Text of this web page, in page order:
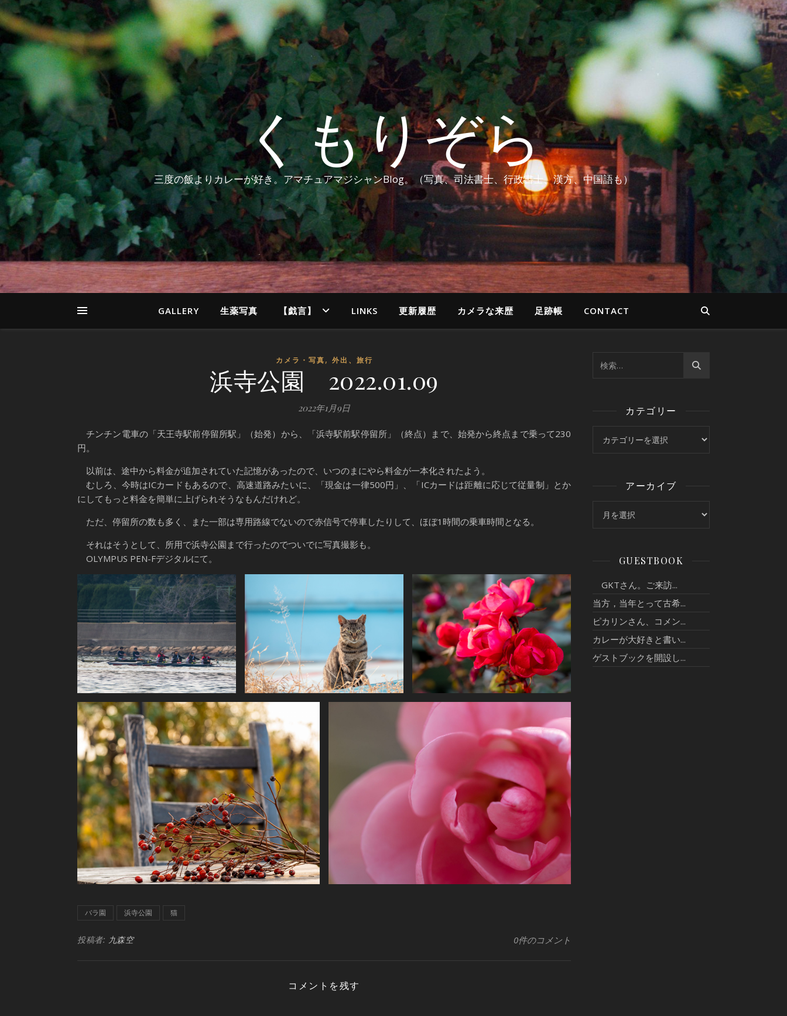
くもりぞら
三度の飯よりカレーが好き。アマチュアマジシャンBlog。（写真、司法書士、行政書士、漢方、中国語も）
GALLERY 生薬写真 【戯言】 LINKS 更新履歴 カメラな来歴 足跡帳 CONTACT
カメラ・写真, 外出、旅行
浜寺公園 2022.01.09
2022年1月9日
チンチン電車の「天王寺駅前停留所駅」（始発）から、「浜寺駅前駅停留所」（終点）まで、始発から終点まで乗って230
円。
以前は、途中から料金が追加されていた記憶があったので、いつのまにやら料金が一本化されたよう。
むしろ、今時はICカードもあるので、高速道路みたいに、「現金は一律500円」、「ICカードは距離に応じて従量制」とか
にしてもっと料金を簡単に上げられそうなもんだけれど。
ただ、停留所の数も多く、また一部は専用路線でないので赤信号で停車したりして、ほぼ1時間の乗車時間となる。
それはそうとして、所用で浜寺公園まで行ったのでついでに写真撮影も。
OLYMPUS PEN-Fデジタルにて。
バラ園 浜寺公園 猫
投稿者: 九森空 0件のコメント
コメントを残す
カテゴリー
アーカイブ
GUESTBOOK
GKTさん。ご来訪...
当方，当年とって古希...
ピカリンさん、コメン...
カレーが大好きと書い...
ゲストブックを開設し...